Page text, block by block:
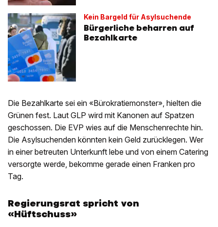
Kein Bargeld für Asylsuchende
Bürgerliche beharren auf
Bezahlkarte
Die Bezahlkarte sei ein «Bürokratiemonster», hielten die
Grünen fest. Laut GLP wird mit Kanonen auf Spatzen
geschossen. Die EVP wies auf die Menschenrechte hin.
Die Asylsuchenden könnten kein Geld zurücklegen. Wer
in einer betreuten Unterkunft lebe und von einem Catering
versorgte werde, bekomme gerade einen Franken pro
Tag.
Regierungsrat spricht von
«Hüftschuss»